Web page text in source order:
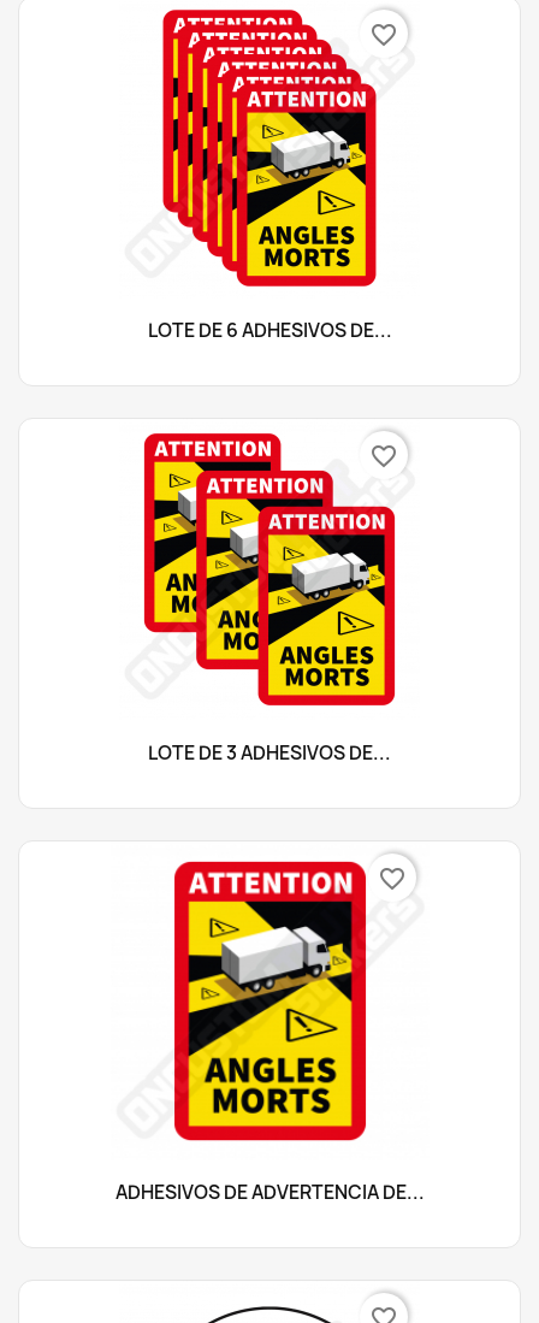
LOTE DE 6 ADHESIVOS DE...
favorite_border
LOTE DE 3 ADHESIVOS DE...
favorite_border
ADHESIVOS DE ADVERTENCIA DE...
favorite_border